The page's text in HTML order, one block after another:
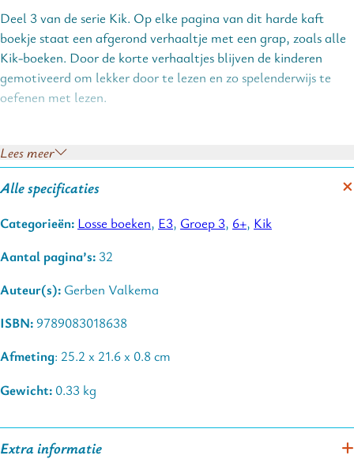
Deel 3 van de serie Kik. Op elke pagina van dit harde kaft
boekje staat een afgerond verhaaltje met een grap, zoals alle
Kik-boeken. Door de korte verhaaltjes blijven de kinderen
gemotiveerd om lekker door te lezen en zo spelenderwijs te
oefenen met lezen.
Stripboek van Kik op het leesniveau AVI E3, ca. kern 9 tot en
met 12. Het boekje is voor beginnende lezers in groep 3 (eerste
leerjaar). Vanaf ca. 6,5 jaar. Onderscheiden met de
Stripschappenning voor Beste Jeugdalbum.
Lees meer
Alle specificaties
Categorieën: Losse boeken, E3, Groep 3, 6+, Kik
Aantal pagina’s: 32
Auteur(s): Gerben Valkema
ISBN:9789083018638
Afmeting: 25.2 x 21.6 x 0.8 cm
Gewicht: 0.33 kg
Extra informatie